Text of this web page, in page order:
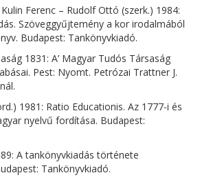
Ferenc – Rudolf Ottó (szerk.) 1984:
Szöveggyűjtemény a kor irodalmából
Budapest: Tankönyvkiadó.
1831: A’ Magyar Tudós Társaság
Pest: Nyomt. Petrózai Trattner J.
1981: Ratio Educationis. Az 1777-i és
nyelvű fordítása. Budapest:
A tankönyvkiadás története
Tankönyvkiadó.